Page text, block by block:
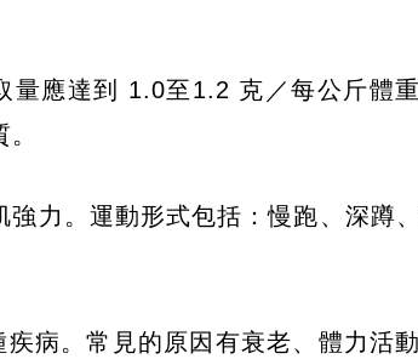
量應達到 1.0至1.2 克／每公斤體
力。運動形式包括：慢跑、深蹲
病。常見的原因有衰老、體力活